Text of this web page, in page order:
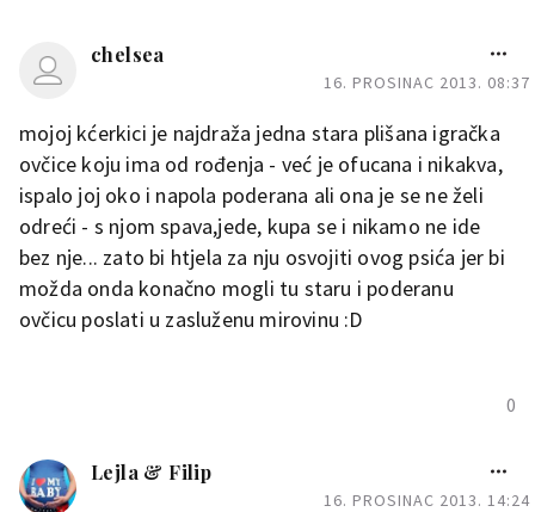
chelsea
16. PROSINAC 2013. 08:37
mojoj kćerkici je najdraža jedna stara plišana igračka
ovčice koju ima od rođenja - već je ofucana i nikakva,
ispalo joj oko i napola poderana ali ona je se ne želi
odreći - s njom spava,jede, kupa se i nikamo ne ide
bez nje... zato bi htjela za nju osvojiti ovog psića jer bi
možda onda konačno mogli tu staru i poderanu
ovčicu poslati u zasluženu mirovinu :D
0
Lejla & Filip
16. PROSINAC 2013. 14:24